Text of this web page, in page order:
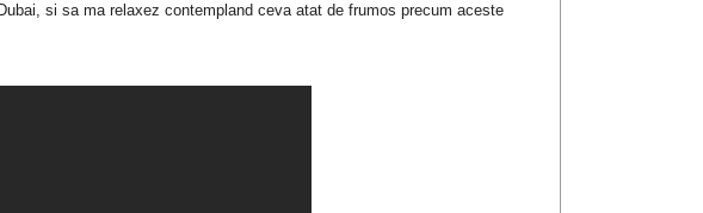
si sa ma relaxez contempland ceva atat de frumos precum aceste